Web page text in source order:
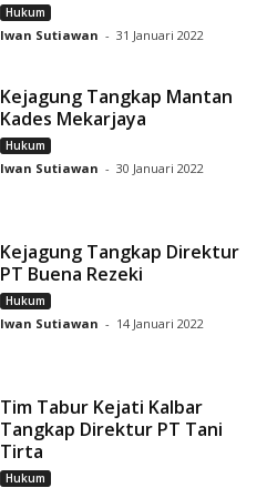
Hukum
Iwan Sutiawan - 31 Januari 2022
Kejagung Tangkap Mantan
Kades Mekarjaya
Hukum
Iwan Sutiawan - 30 Januari 2022
Kejagung Tangkap Direktur
PT Buena Rezeki
Hukum
Iwan Sutiawan - 14 Januari 2022
Tim Tabur Kejati Kalbar
Tangkap Direktur PT Tani
Tirta
Hukum